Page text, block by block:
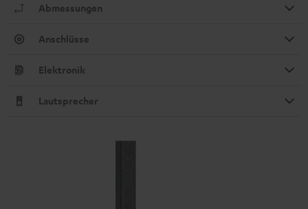
Abmessungen
Anschlüsse
Elektronik
Lautsprecher